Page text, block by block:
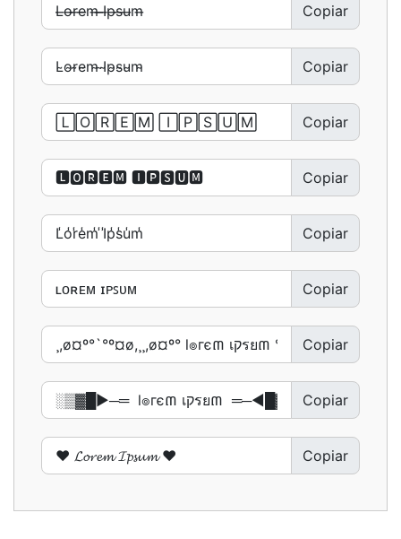
Copiar
Copiar
Copiar
Copiar
Copiar
Copiar
Copiar
Copiar
Copiar